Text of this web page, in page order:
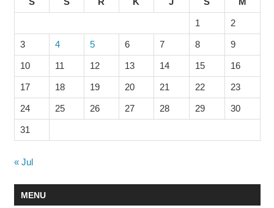
1 2
3 4 5 6 7 8 9
10 11 12 13 14 15 16
17 18 19 20 21 22 23
24 25 26 27 28 29 30
31
« Jul
MENU